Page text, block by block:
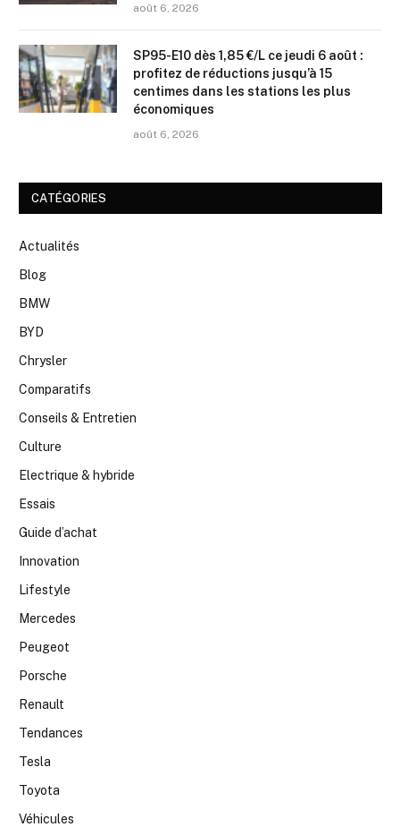
août 6, 2026
SP95-E10 dès 1,85 €/L ce jeudi 6 août :
profitez de réductions jusqu’à 15
centimes dans les stations les plus
économiques
août 6, 2026
CATÉGORIES
Actualités
Blog
BMW
BYD
Chrysler
Comparatifs
Conseils & Entretien
Culture
Electrique & hybride
Essais
Guide d’achat
Innovation
Lifestyle
Mercedes
Peugeot
Porsche
Renault
Tendances
Tesla
Toyota
Véhicules